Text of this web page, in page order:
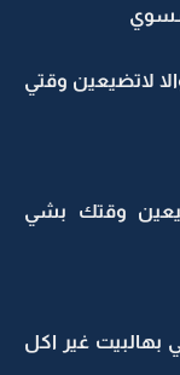
شسوي
لاتضيعين وقتي
وقتك بشي
غير اكل